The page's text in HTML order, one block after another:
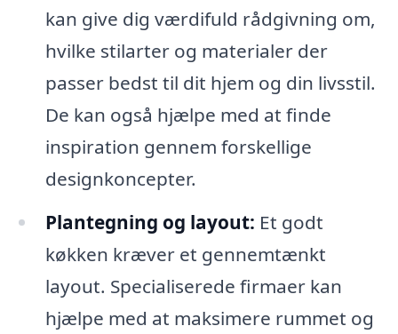
kan give dig værdifuld rådgivning om,
hvilke stilarter og materialer der
passer bedst til dit hjem og din livsstil.
De kan også hjælpe med at finde
inspiration gennem forskellige
designkoncepter.
Plantegning og layout: Et godt
køkken kræver et gennemtænkt
layout. Specialiserede firmaer kan
hjælpe med at maksimere rummet og